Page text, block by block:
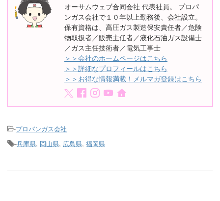
オーサムウェブ合同会社 代表社員。 プロパ
ンガス会社で１０年以上勤務後、会社設立。
保有資格は、高圧ガス製造保安責任者／危険
物取扱者／販売主任者／液化石油ガス設備士
／ガス主任技術者／電気工事士
＞＞会社のホームページはこちら
＞＞詳細なプロフィールはこちら
＞＞お得な情報満載！メルマガ登録はこちら
-プロパンガス会社
-兵庫県, 岡山県, 広島県, 福岡県